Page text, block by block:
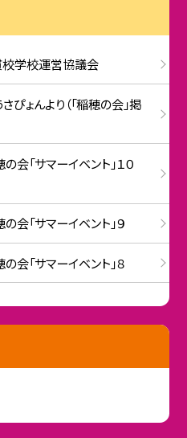
校学校運営協議会
ぴょんより（「稲穂の会」掲
会「サマーイベント」１０
会「サマーイベント」９
会「サマーイベント」８